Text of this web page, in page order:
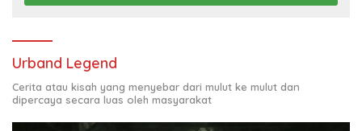
Urband Legend
Cerita atau kisah yang menyebar dari mulut ke mulut dan
dipercaya secara luas oleh masyarakat